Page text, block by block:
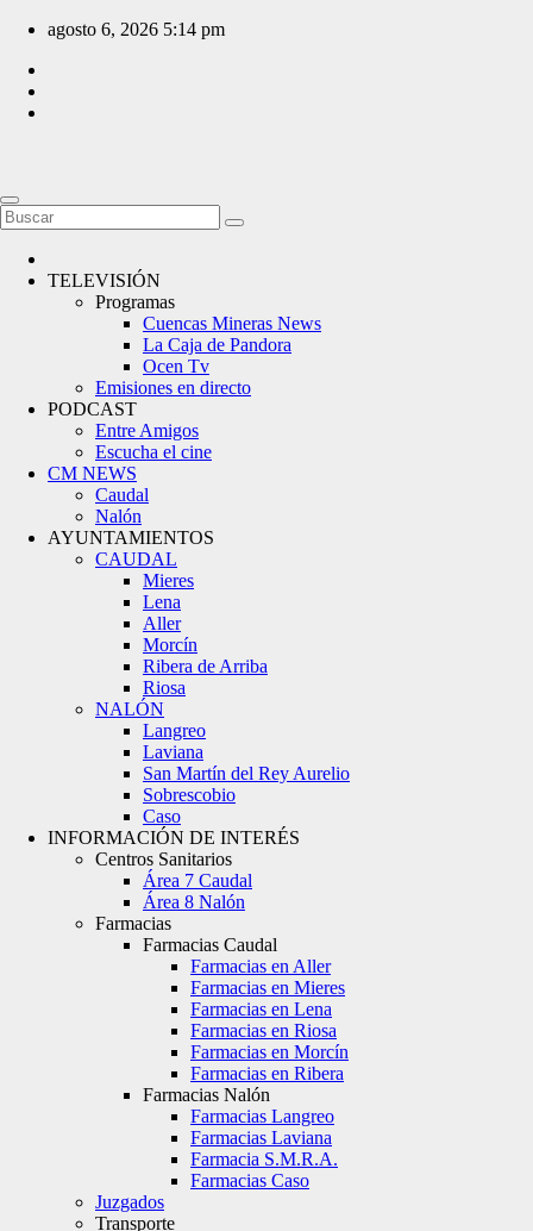
Saltar
contenido
agosto 6, 2026 5:14 pm
TELEVISIÓN
Programas
Cuencas Mineras News
La Caja de Pandora
Ocen Tv
Emisiones en directo
PODCAST
Entre Amigos
Escucha el cine
CM NEWS
Caudal
Nalón
AYUNTAMIENTOS
CAUDAL
Mieres
Lena
Aller
Morcín
Ribera de Arriba
Riosa
NALÓN
Langreo
Laviana
San Martín del Rey Aurelio
Sobrescobio
Caso
INFORMACIÓN DE INTERÉS
Centros Sanitarios
Área 7 Caudal
Área 8 Nalón
Farmacias
Farmacias Caudal
Farmacias en Aller
Farmacias en Mieres
Farmacias en Lena
Farmacias en Riosa
Farmacias en Morcín
Farmacias en Ribera
Farmacias Nalón
Farmacias Langreo
Farmacias Laviana
Farmacia S.M.R.A.
Farmacias Caso
Juzgados
Transporte